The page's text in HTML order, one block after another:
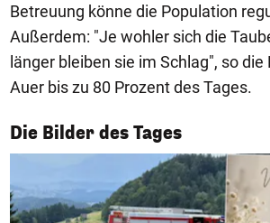
Betreuung könne die Population
Außerdem: "Je wohler sich die
länger bleiben sie im Schlag", so die
Auer bis zu 80 Prozent des Tages.
Die Bilder des Tages
1/50